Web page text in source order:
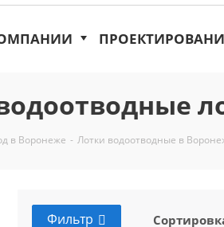
в Воронеже - Лотки водоотводные в
Фильтр